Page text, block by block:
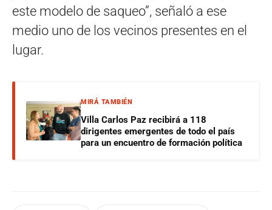
este modelo de saqueo”, señaló a ese
medio uno de los vecinos presentes en el
lugar.
MIRÁ TAMBIÉN
Villa Carlos Paz recibirá a 118
dirigentes emergentes de todo el país
para un encuentro de formación política